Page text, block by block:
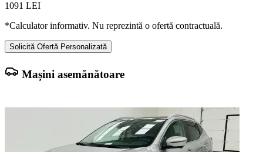
1091 LEI
*Calculator informativ. Nu reprezintă o ofertă contractuală.
Solicită Ofertă Personalizată
Mașini asemănătoare